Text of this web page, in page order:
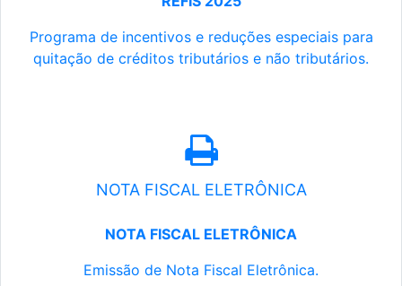
Programa de incentivos e reduções especiais para
quitação de créditos tributários e não tributários.
NOTA FISCAL ELETRÔNICA
NOTA FISCAL ELETRÔNICA
Emissão de Nota Fiscal Eletrônica.